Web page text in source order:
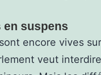
en suspens
encore vives
veut